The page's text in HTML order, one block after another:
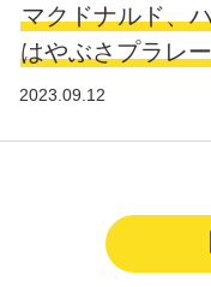
マクドナルド、
はやぶさプラレ
2023.09.12